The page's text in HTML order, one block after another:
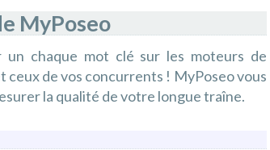
MyPoseo
un chaque mot clé sur les moteurs de
de vos concurrents ! MyPoseo vous
la qualité de votre longue traîne.